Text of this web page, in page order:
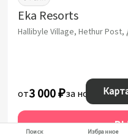
Eka Resorts
Hallibyle Village, Hethur Post,
от3 000 ₽за ночь
Поиск Избранное